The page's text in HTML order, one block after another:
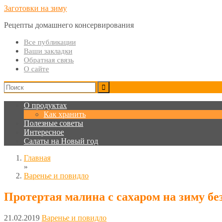
Заготовки на зиму
Рецепты домашнего консервирования
Все публикации
Ваши закладки
Обратная связь
О сайте
О продуктах
Как хранить
Полезные советы
Интересное
Салаты на Новый год
Главная
»
Варенье и повидло
Протертая малина с сахаром на зиму
21.02.2019 Варенье и повидло